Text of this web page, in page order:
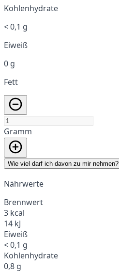
Kohlenhydrate
< 0,1 g
Eiweiß
0 g
Fett
Gramm
Wie viel darf ich davon zu mir nehmen?
Nährwerte
Brennwert
3 kcal
14 kJ
Eiweiß
< 0,1 g
Kohlenhydrate
0,8 g